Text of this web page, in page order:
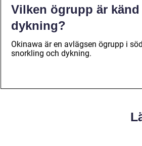
Vilken ögrupp är
dykning?
Okinawa är en avlägsen ögrupp i
snorkling och dykning.